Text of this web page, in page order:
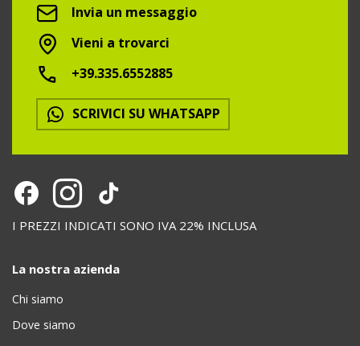
Invia un messaggio
Vieni a trovarci
+39.335.6552885
SCRIVICI SU WHATSAPP
I PREZZI INDICATI SONO IVA 22% INCLUSA
La nostra azienda
Chi siamo
Dove siamo